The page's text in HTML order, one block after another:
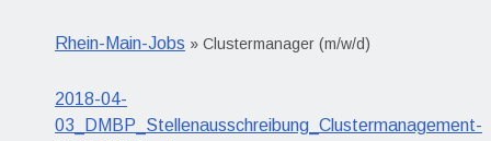
Rhein-Main-Jobs » Clustermanager (m/w/d)
2018-04-
03_DMBP_Stellenausschreibung_Clustermanagement-